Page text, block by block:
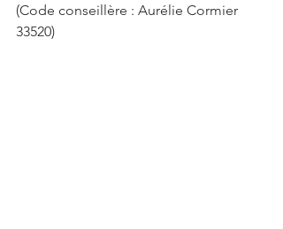
(Code conseillère : Aurélie Cormier
33520)